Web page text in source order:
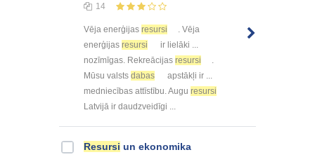
14
Vēja enerģijas resursi
. Vēja
enerģijas resursi
ir lielāki ...
nozīmīgas. Rekreācijas resursi
Mūsu valsts dabas
apstākļi ir ...
medniecības attīstību. Augu resursi
Latvijā ir daudzveidīgi ...
Resursi un ekonomika